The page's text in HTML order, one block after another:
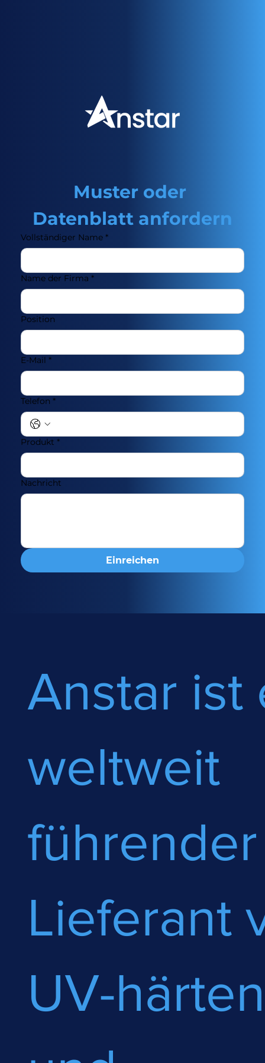
Muster oder
Datenblatt anfordern
Vollständiger Name *
Name der Firma *
Position
E-Mail *
Telefon *
Produkt *
Nachricht
Einreichen
Anstar ist
weltweit
führender
Lieferant
UV-